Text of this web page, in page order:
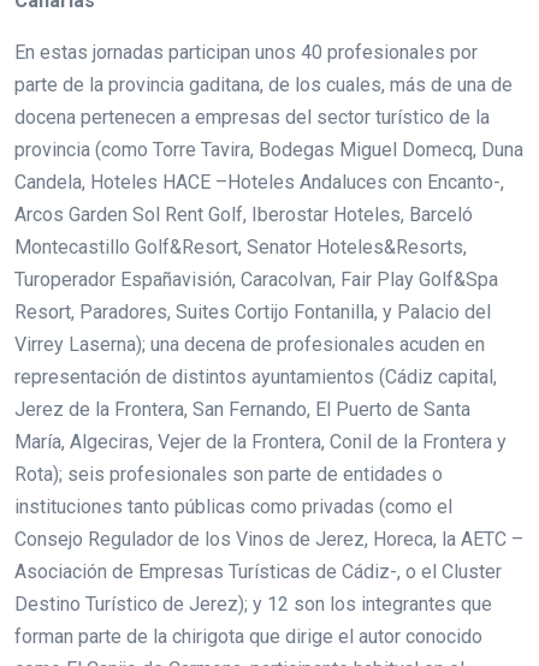
En estas jornadas participan unos 40 profesionales por
parte de la provincia gaditana, de los cuales, más de una de
docena pertenecen a empresas del sector turístico de la
provincia (como Torre Tavira, Bodegas Miguel Domecq, Duna
Candela, Hoteles HACE –Hoteles Andaluces con Encanto-,
Arcos Garden Sol Rent Golf, Iberostar Hoteles, Barceló
Montecastillo Golf&Resort, Senator Hoteles&Resorts,
Turoperador Españavisión, Caracolvan, Fair Play Golf&Spa
Resort, Paradores, Suites Cortijo Fontanilla, y Palacio del
Virrey Laserna); una decena de profesionales acuden en
representación de distintos ayuntamientos (Cádiz capital,
Jerez de la Frontera, San Fernando, El Puerto de Santa
María, Algeciras, Vejer de la Frontera, Conil de la Frontera y
Rota); seis profesionales son parte de entidades o
instituciones tanto públicas como privadas (como el
Consejo Regulador de los Vinos de Jerez, Horeca, la AETC –
Asociación de Empresas Turísticas de Cádiz-, o el Cluster
Destino Turístico de Jerez); y 12 son los integrantes que
forman parte de la chirigota que dirige el autor conocido